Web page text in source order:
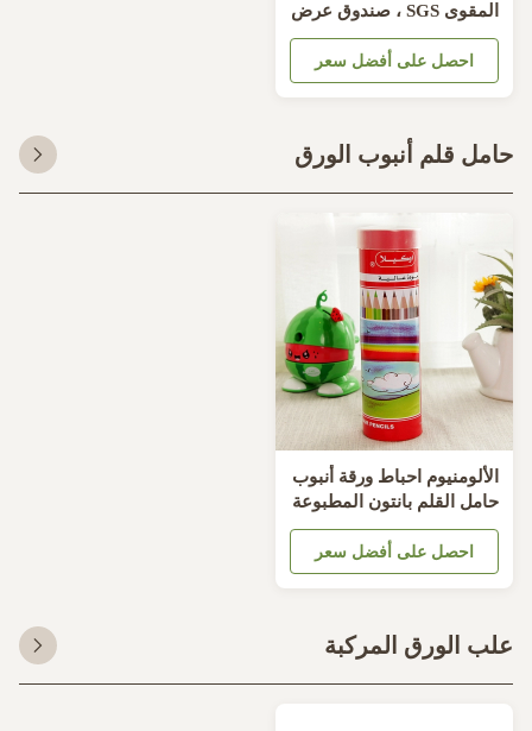
المقوى SGS ، صندوق عرض
النبيذ 184 مم
احصل على أفضل سعر
قلم أنبوب الورق
احباط ورقة أنبوب
القلم بانتون المطبوعة
احصل على أفضل سعر
الورق المركبة